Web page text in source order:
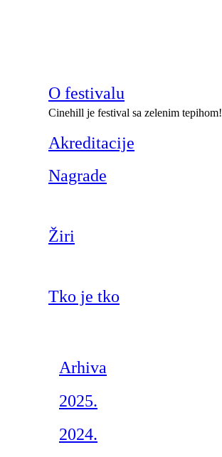
O festivalu
Cinehill je festival sa zelenim tepihom!
Akreditacije
Nagrade
Žiri
Tko je tko
Arhiva
2025.
2024.